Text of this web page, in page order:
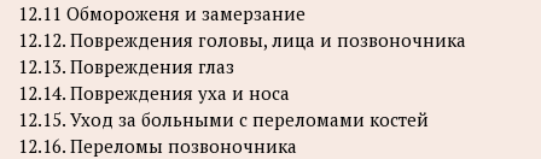
12.11 Обмороженя и замерзание
12.12. Повреждения головы, лица и позвоночника
12.13. Повреждения глаз
12.14. Повреждения уха и носа
12.15. Уход за больными с переломами костей
12.16. Переломы позвоночника